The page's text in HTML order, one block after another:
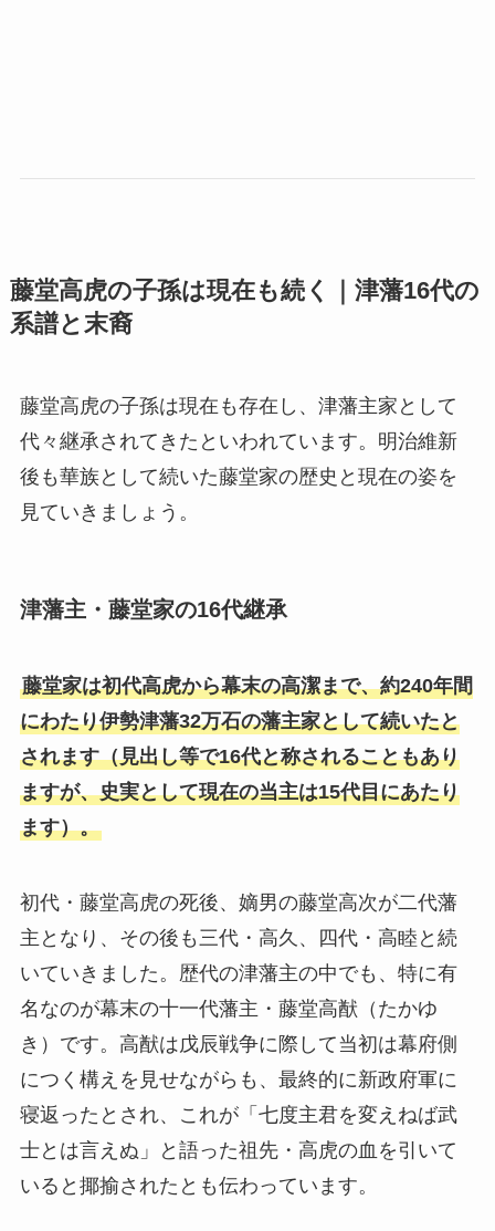
藤堂高虎の子孫は現在も続く｜津藩16代の
系譜と末裔
藤堂高虎の子孫は現在も存在し、津藩主家として
代々継承されてきたといわれています。明治維新
後も華族として続いた藤堂家の歴史と現在の姿を
見ていきましょう。
津藩主・藤堂家の16代継承
藤堂家は初代高虎から幕末の高潔まで、約240年間
にわたり伊勢津藩32万石の藩主家として続いたと
されます（見出し等で16代と称されることもあり
ますが、史実として現在の当主は15代目にあたり
ます）。
初代・藤堂高虎の死後、嫡男の藤堂高次が二代藩
主となり、その後も三代・高久、四代・高睦と続
いていきました。歴代の津藩主の中でも、特に有
名なのが幕末の十一代藩主・藤堂高猷（たかゆ
き）です。高猷は戊辰戦争に際して当初は幕府側
につく構えを見せながらも、最終的に新政府軍に
寝返ったとされ、これが「七度主君を変えねば武
士とは言えぬ」と語った祖先・高虎の血を引いて
いると揶揄されたとも伝わっています。